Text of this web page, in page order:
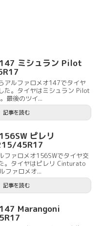
ミシュラン Pilot
アルファロメオ147でタイヤ
た。タイヤはミシュラン Pilot
最後のツイ...
記事を読む
ピレリ
45R17
ファロメオ156SWでタイヤ交
。タイヤはピレリ Cinturato
ファロメオ...
記事を読む
Marangoni